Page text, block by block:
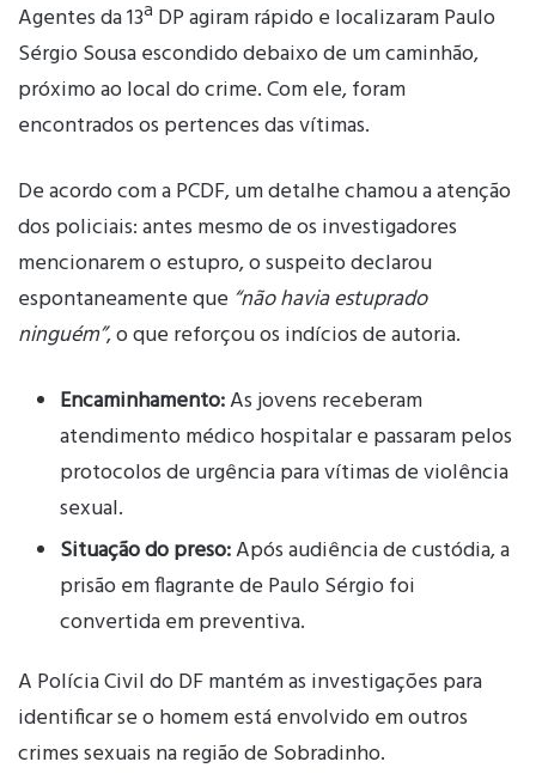
Agentes da 13ª DP agiram rápido e localizaram Paulo
Sérgio Sousa escondido debaixo de um caminhão,
próximo ao local do crime. Com ele, foram
encontrados os pertences das vítimas.
De acordo com a PCDF, um detalhe chamou a atenção
dos policiais: antes mesmo de os investigadores
mencionarem o estupro, o suspeito declarou
espontaneamente que “não havia estuprado
ninguém”, o que reforçou os indícios de autoria.
Encaminhamento:As jovens receberam
atendimento médico hospitalar e passaram pelos
protocolos de urgência para vítimas de violência
sexual.
Situação do preso:Após audiência de custódia, a
prisão em flagrante de Paulo Sérgio foi
convertida em preventiva.
A Polícia Civil do DF mantém as investigações para
identificar se o homem está envolvido em outros
crimes sexuais na região de Sobradinho.